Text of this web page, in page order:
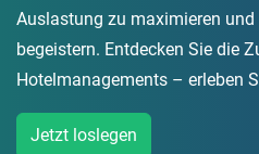
Auslastung zu maximieren
begeistern. Entdecken Sie die
Hotelmanagements – erleben
Jetzt loslegen